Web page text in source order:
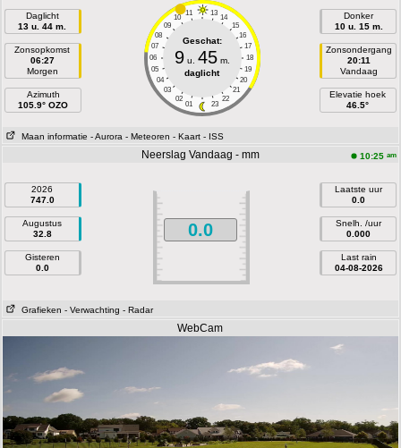
Daglicht
13 u. 44 m.
Zonsopkomst
06:27
Morgen
Azimuth
105.9° OZO
11 13
10
14
09
15
08
16
07
17
06
18
05
19
04
20
03
21
02
22
01 23
Geschat:
9u. 45m.
daglicht
Donker
10 u. 15 m.
Zonsondergang
20:11
Vandaag
Elevatie hoek
46.5°
Maan informatie - Aurora - Meteoren - Kaart - ISS
Neerslag Vandaag - mm 10:25 am
2026
747.0
Augustus
32.8
Gisteren
0.0
0.0
Laatste uur
0.0
Snelh. /uur
0.000
Last rain
04-08-2026
Grafieken - Verwachting - Radar
WebCam